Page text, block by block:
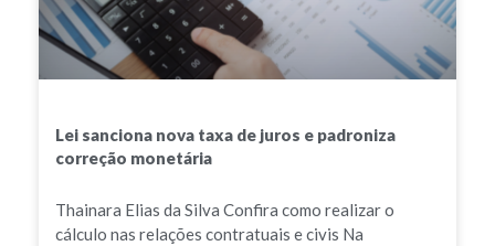
Lei sanciona nova taxa de juros e padroniza
correção monetária
Thainara Elias da Silva Confira como realizar o
cálculo nas relações contratuais e civis Na